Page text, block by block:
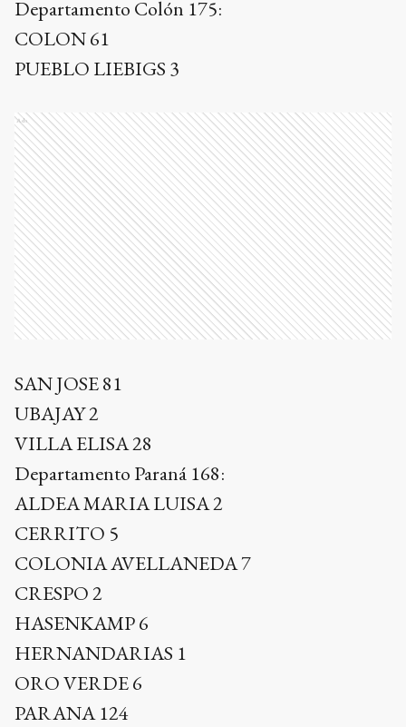
Departamento Colón 175:
COLON 61
PUEBLO LIEBIGS 3
Ads
SAN JOSE 81
UBAJAY 2
VILLA ELISA 28
Departamento Paraná 168:
ALDEA MARIA LUISA 2
CERRITO 5
COLONIA AVELLANEDA 7
CRESPO 2
HASENKAMP 6
HERNANDARIAS 1
ORO VERDE 6
PARANA 124